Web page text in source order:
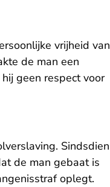
vrijheid van
de man een
geen respect voor
Sindsdien
de man gebaat is
oplegt.